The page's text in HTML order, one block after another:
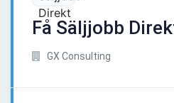
Få Säljjobb
GX Consulting